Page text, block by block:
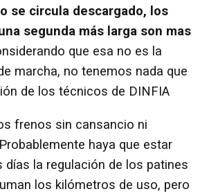
se circula descargado, los
segunda más larga son mas
que esa no es la
marcha, no tenemos nada que
de los técnicos de DINFIA
frenos sin cansancio ni
haya que estar
la regulación de los patines
los kilómetros de uso, pero